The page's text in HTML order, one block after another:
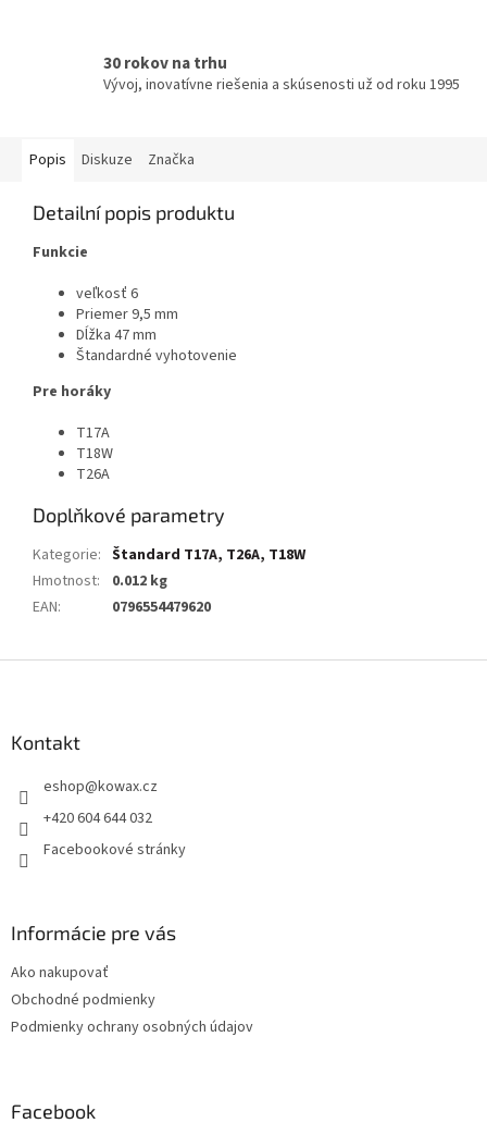
30 rokov na trhu
Vývoj, inovatívne riešenia a skúsenosti už od roku 1995
Popis Diskuze Značka
Detailní popis produktu
Funkcie
veľkosť 6
Priemer 9,5 mm
Dĺžka 47 mm
Štandardné vyhotovenie
Pre horáky
T17A
T18W
T26A
Doplňkové parametry
Kategorie: Štandard T17A, T26A, T18W
Hmotnost:
0.012 kg
EAN: 0796554479620
Kontakt
eshop@kowax.cz
+420 604 644 032
Facebookové stránky
Informácie pre vás
Ako nakupovať
Obchodné podmienky
Podmienky ochrany osobných údajov
Facebook